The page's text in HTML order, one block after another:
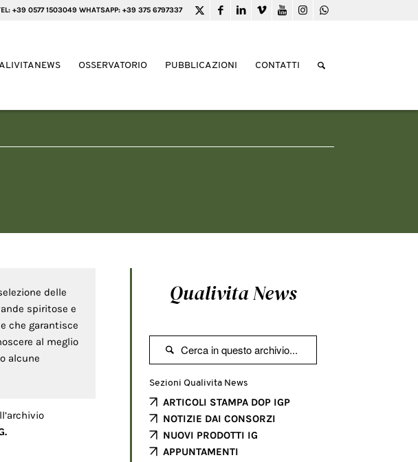
+39 0577 1503049 WHATSAPP: +39 375 6797337
OSSERVATORIO PUBBLICAZIONI CONTATTI
delle
spiritose e
che garantisce
al meglio
alcune
Qualivita News

Sezioni Qualivita News
ARTICOLI STAMPA DOP IGP
NOTIZIE DAI CONSORZI
NUOVI PRODOTTI IG
APPUNTAMENTI